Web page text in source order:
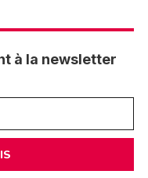
à la newsletter